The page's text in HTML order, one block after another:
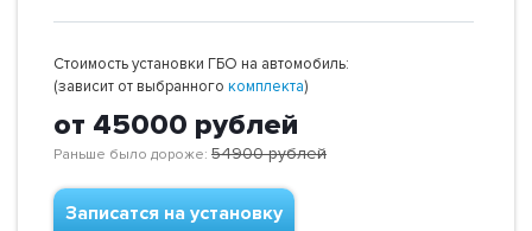
Стоимость установки ГБО на автомобиль:
(зависит от выбранного комплекта)
от 45000 рублей
Раньше было дороже: 54900рублей
Записатся на установку